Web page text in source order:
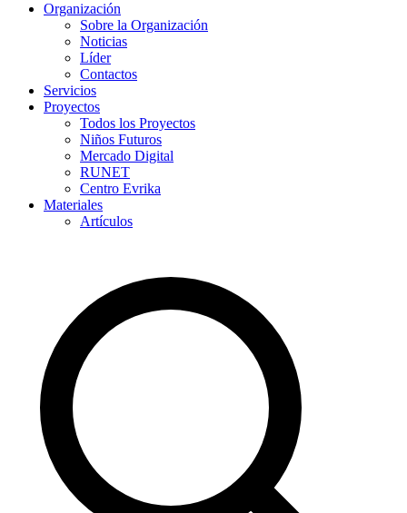
Organización
Sobre la Organización
Noticias
Líder
Contactos
Servicios
Proyectos
Todos los Proyectos
Niños Futuros
Mercado Digital
RUNET
Centro Evrika
Materiales
Artículos